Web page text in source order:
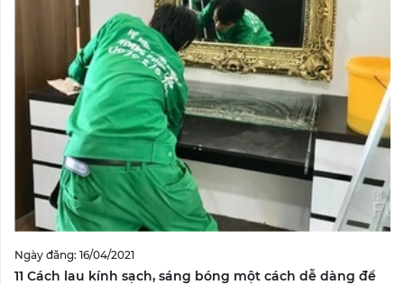
Ngày đăng: 16/04/2021
11 Cách lau kính sạch, sáng bóng một cách dễ dàng để